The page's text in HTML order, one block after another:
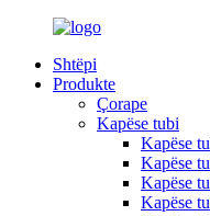
Shtëpi
Produkte
Çorape
Kapëse tubi
Kapëse
Kapëse
Kapëse
Kapëse